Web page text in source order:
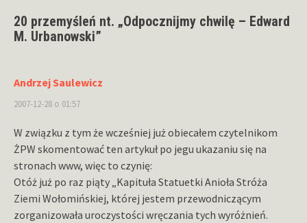
20 przemyśleń nt. „Odpocznijmy chwilę – Edward
M. Urbanowski”
Andrzej Saulewicz
2007-12-28 o 01:57
W związku z tym że wcześniej już obiecałem czytelnikom
ŻPW skomentować ten artykuł po jegu ukazaniu się na
stronach www, więc to czynię:
Otóż już po raz piąty „Kapituła Statuetki Anioła Stróża
Ziemi Wołomińskiej, której jestem przewodniczącym
zorganizowała uroczystości wręczania tych wyróżnień.